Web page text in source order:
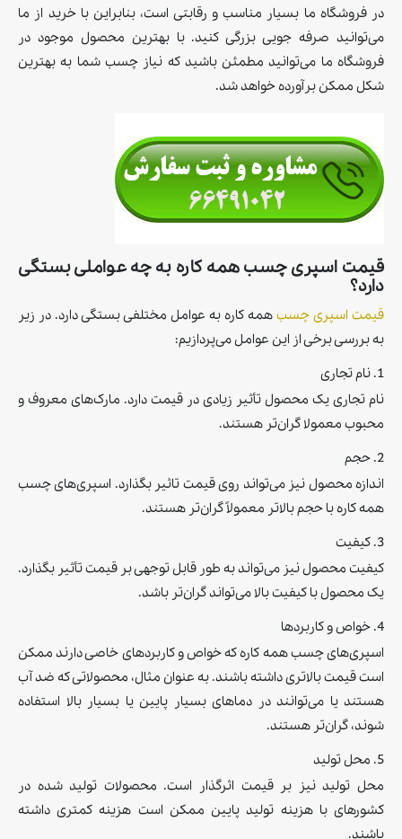
در فروشگاه ما بسیار مناسب و رقابتی است، بنابراین با خرید از ما
می‌توانید صرفه جویی بزرگی کنید. با بهترین محصول موجود در
فروشگاه ما می‌توانید مطمئن باشید که نیاز چسب شما به بهترین
شکل ممکن برآورده خواهد شد.
قیمت اسپری چسب همه کاره به چه عواملی بستگی
دارد؟
قیمت اسپری چسب همه کاره به عوامل مختلفی بستگی دارد. در زیر
به بررسی برخی از این عوامل می‌پردازیم:
1. نام تجاری
نام تجاری یک محصول تأثیر زیادی در قیمت دارد. مارک‌های معروف و
محبوب معمولا گران‌تر هستند.
2. حجم
اندازه محصول نیز می‌تواند روی قیمت تاثیر بگذارد. اسپری‌های چسب
همه کاره با حجم بالاتر معمولاً گران‌تر هستند.
3. کیفیت
کیفیت محصول نیز می‌تواند به طور قابل توجهی بر قیمت تأثیر بگذارد.
یک محصول با کیفیت بالا می‌تواند گران‌تر باشد.
4. خواص و کاربردها
اسپری‌های چسب همه کاره که خواص و کاربردهای خاصی دارند ممکن
است قیمت بالاتری داشته باشند. به عنوان مثال، محصولاتی که ضد آب
هستند یا می‌توانند در دماهای بسیار پایین یا بسیار بالا استفاده
شوند، گران‌تر هستند.
5. محل تولید
محل تولید نیز بر قیمت اثرگذار است. محصولات تولید شده در
کشورهای با هزینه تولید پایین ممکن است هزینه کمتری داشته
باشند.